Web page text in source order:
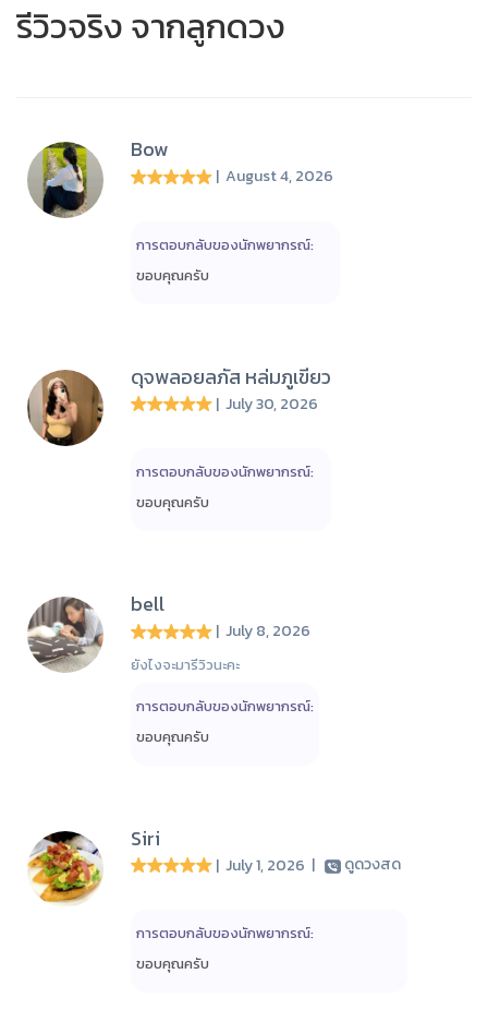
รีวิวจริง จากลูกดวง
Bow
| August 4, 2026
การตอบกลับของนักพยากรณ์:
ขอบคุณครับ
ดุจพลอยลภัส หล่มภูเขียว
| July 30, 2026
การตอบกลับของนักพยากรณ์:
ขอบคุณครับ
bell
| July 8, 2026
ยังไงจะมารีวิวนะคะ
การตอบกลับของนักพยากรณ์:
ขอบคุณครับ
Siri
| July 1, 2026 | ดูดวงสด
การตอบกลับของนักพยากรณ์:
ขอบคุณครับ